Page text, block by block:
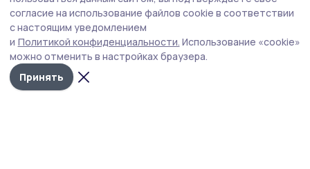
спицах» стали котовчане
Благотворительное мероприятие было направлено на
поддержку малышей, которые родились раньше срока
и с первых дней жизни борются за своё здоровье в
Тамбовском перинатальном центре.
согласие на использование файлов cookie в соответствии
с настоящим уведомлением
и Политикой конфиденциальности. Использование «cookie»
можно отменить в настройках браузера.
Принять